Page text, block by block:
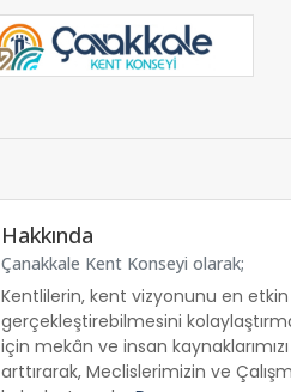
Hakkında
Çanakkale Kent Konseyi olarak;
Kentlilerin, kent vizyonunu en etkin
gerçekleştirebilmesini
için mekân ve insan
arttırarak, Meclislerimizin ve